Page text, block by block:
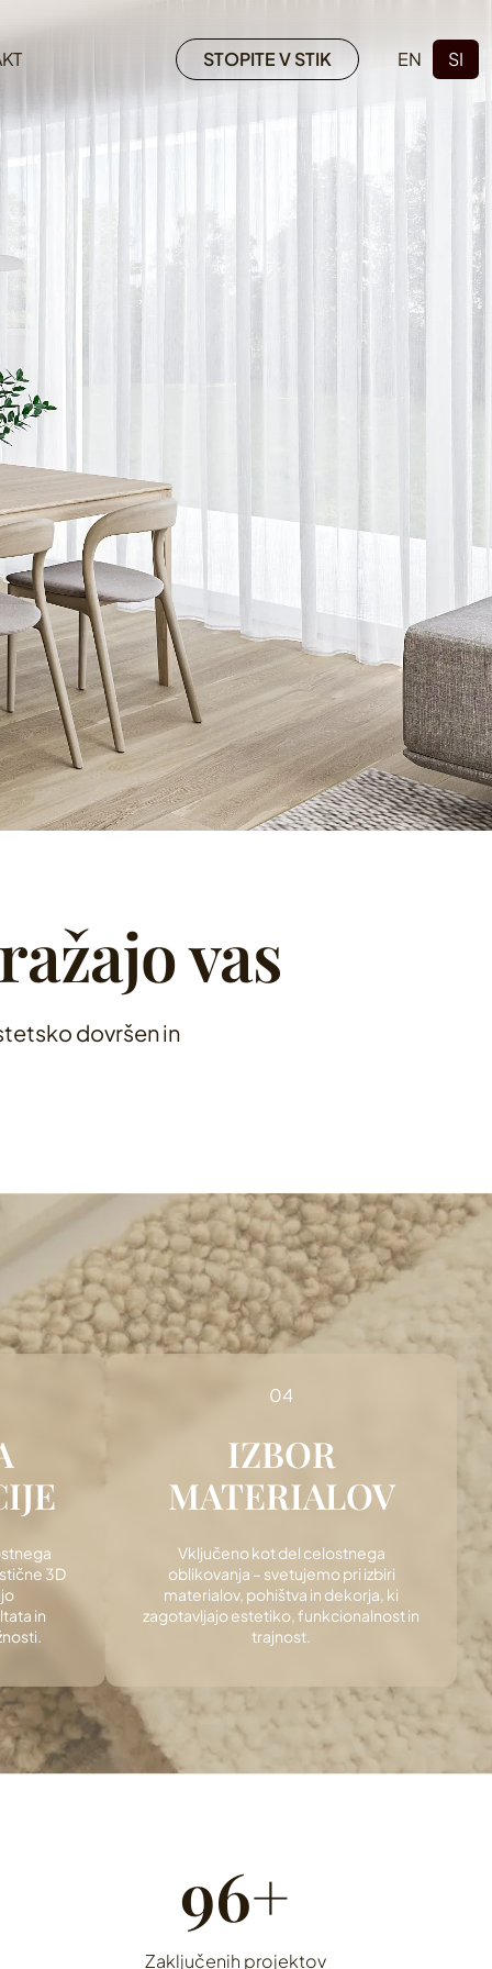
STOPITE V STIK EN SI
vas
dovršen in
3D
in
IZBOR
MATERIALOV
Vključeno kot del celostnega
oblikovanja – svetujemo pri izbiri
materialov, pohištva in dekorja, ki
zagotavljajo estetiko, funkcionalnost in
trajnost.
120+
Zaključenih projektov